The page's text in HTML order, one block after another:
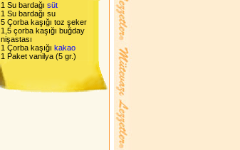
1 Su bardağı süt
1 Su bardağı su
5 Çorba kaşığı toz şeker
1,5 çorba kaşığı buğday
nişastası
1 Çorba kaşığı kakao
1 Paket vanilya (5 gr.)